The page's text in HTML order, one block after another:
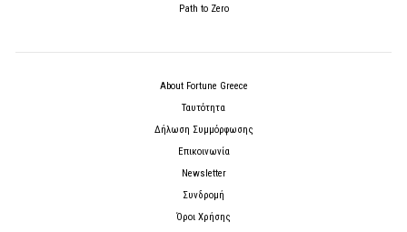
Path to Zero
About Fortune Greece
Ταυτότητα
Δήλωση Συμμόρφωσης
Επικοινωνία
Newsletter
Συνδρομή
Όροι Χρήσης